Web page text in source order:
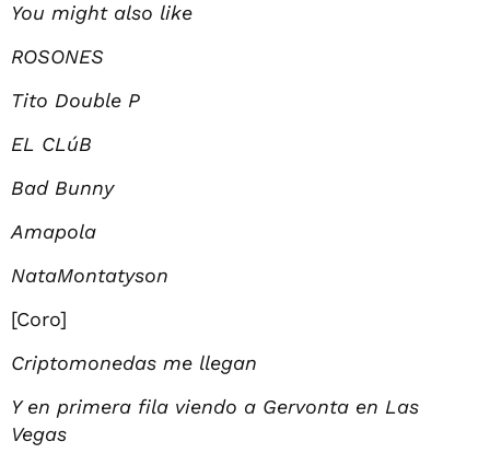
You might also like
ROSONES
Tito Double P
EL CLúB
Bad Bunny
Amapola
NataMontatyson
[Coro]
Criptomonedas me llegan
Y en primera fila viendo a Gervonta en Las
Vegas